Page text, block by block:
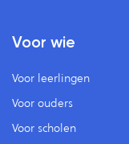
Voor wie
Voor leerlingen
Voor ouders
Voor scholen